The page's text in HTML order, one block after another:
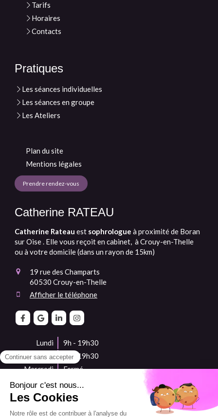
Tarifs
Horaires
Contacts
Pratiques
Les séances individuelles
Les séances en groupe
Les Ateliers
Plan du site
Mentions légales
Prendre rendez-vous
Catherine RATEAU
Catherine Rateau est sophrologue à proximité de Boran
sur Oise . Elle vous reçoit en cabinet, à Crouy-en-Thelle
ou à votre domicile (dans un rayon de 15km)
19 rue des Champarts
60530 Crouy-en-Thelle
Afficher le téléphone
Lundi
9h - 19h30
Mardi
9h - 19h30
Mercredi
Fermé
Jeudi
9h - 19h30
Vendredi
9h - 19h30